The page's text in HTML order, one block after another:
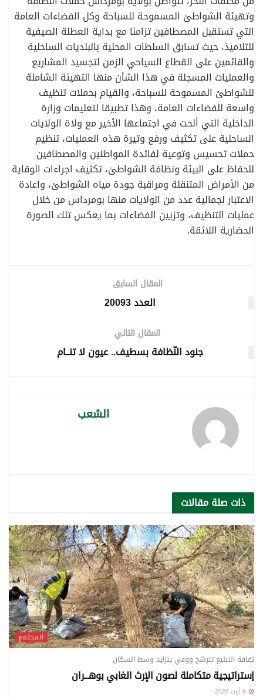
وتهيئة الشواطئ المسموحة للسباحة وكل الفضاءات العامة
التي تستقبل المصطافين تزامنا مع بداية العطلة الصيفية
للتلاميذ، حيث تسابق السلطات المحلية بالبلديات الساحلية
والقائمين على القطاع السياحي الزمن لتجسيد المشاريع
والعمليات المسجلة في هذا الشأن منها التهيئة الشاملة
للشواطئ المسموحة للسباحة، والقيام بحملات تنظيف
واسعة للفضاءات العامة، وهذا تطبيقا لتعليمات وزارة
الداخلية التي ألحت في اجتماعها الأخير مع ولاة الولايات
الساحلية على تكثيف ورفع وتيرة هذه العمليات، تنظيم
حملات تحسيس وتوعية لفائدة المواطنين والمصطافين
للحفاظ على البيئة ونظافة الشواطئ، تكثيف اجراءات الوقاية
من الأمراض المتنقلة ومراقبة جودة مياه الشواطئ، واعادة
الاعتبار لجمالية عدد من الولايات منها بومرداس من خلال
عمليات التنظيف، وتزيين الفضاءات بما يعكس تلك الصورة
الحضارية اللائقة.
المقال السابق
العدد 20093
المقال التالي
جنود النّظافة بسطيف.. عيون لا تنــام
الشعب
ذات صلةمقالات
المجتمع
ثقافة التبليغ تترسّخ ووعي يتزايد وسط السكان
إستراتيجية متكاملة لصون الإرث الغابي بوهـــران